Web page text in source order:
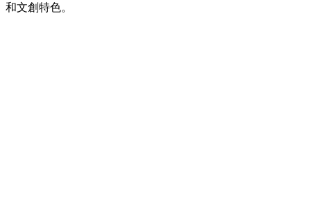
和文創特色。